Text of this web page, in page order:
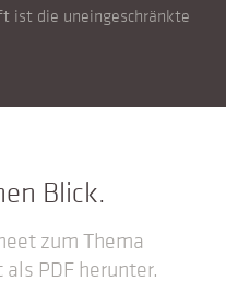
ist die uneingeschränkte
Blick.
zum Thema
PDF herunter.